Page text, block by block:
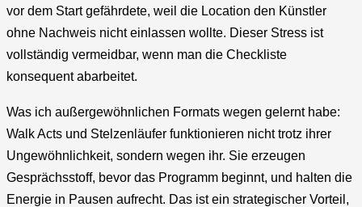
vor dem Start gefährdete, weil die Location den Künstler
ohne Nachweis nicht einlassen wollte. Dieser Stress ist
vollständig vermeidbar, wenn man die Checkliste
konsequent abarbeitet.
Was ich außergewöhnlichen Formats wegen gelernt habe:
Walk Acts und Stelzenläufer funktionieren nicht trotz ihrer
Ungewöhnlichkeit, sondern wegen ihr. Sie erzeugen
Gesprächsstoff, bevor das Programm beginnt, und halten die
Energie in Pausen aufrecht. Das ist ein strategischer Vorteil,